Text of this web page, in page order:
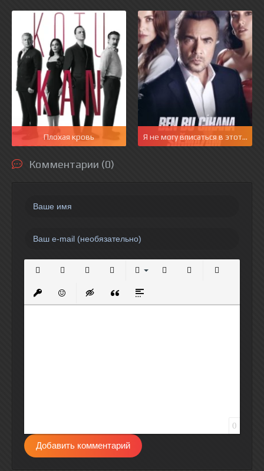
Плохая кровь Я не могу вписаться в этот мир
Комментарии (0)
Вставить защищенную ссылку
Вставить смайлик
Вставка скрытого текста
Вставка цитаты
Вставка спойлера
0
Добавить комментарий